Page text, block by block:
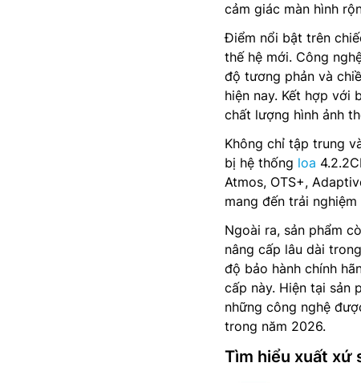
cảm giác màn hình
Điểm nổi bật trên
thế hệ mới. Công
độ tương phản và
hiện nay. Kết hợp với
chất lượng hình ảnh
Không chỉ tập trung
bị hệ thống loa
Atmos, OTS+,
mang đến trải
Ngoài ra, sản phẩm
nâng cấp lâu dài
độ bảo hành chính
cấp này. Hiện tại sản
những công nghệ
trong năm 2026.
Tìm hiểu xuất xứ